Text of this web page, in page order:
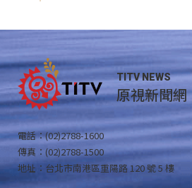
TITV NEWS
原視新聞網
電話：(02)2788-1600
傳真：(02)2788-1500
地址：台北市南港區重陽路 120 號 5 樓